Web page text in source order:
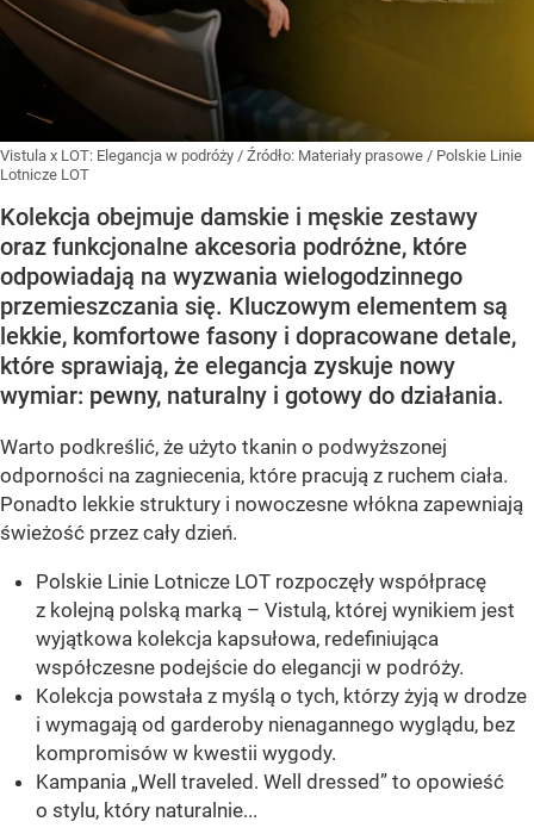
Vistula x LOT: Elegancja w podróży / Źródło: Materiały prasowe / Polskie Linie
Lotnicze LOT
Kolekcja obejmuje damskie i męskie zestawy
oraz funkcjonalne akcesoria podróżne, które
odpowiadają na wyzwania wielogodzinnego
przemieszczania się. Kluczowym elementem są
lekkie, komfortowe fasony i dopracowane detale,
które sprawiają, że elegancja zyskuje nowy
wymiar: pewny, naturalny i gotowy do działania.
Warto podkreślić, że użyto tkanin o podwyższonej
odporności na zagniecenia, które pracują z ruchem ciała.
Ponadto lekkie struktury i nowoczesne włókna zapewniają
świeżość przez cały dzień.
Polskie Linie Lotnicze LOT rozpoczęły współpracę
z kolejną polską marką – Vistulą, której wynikiem jest
wyjątkowa kolekcja kapsułowa, redefiniująca
współczesne podejście do elegancji w podróży.
Kolekcja powstała z myślą o tych, którzy żyją w drodze
i wymagają od garderoby nienagannego wyglądu, bez
kompromisów w kwestii wygody.
Kampania „Well traveled. Well dressed” to opowieść
o stylu, który naturalnie...